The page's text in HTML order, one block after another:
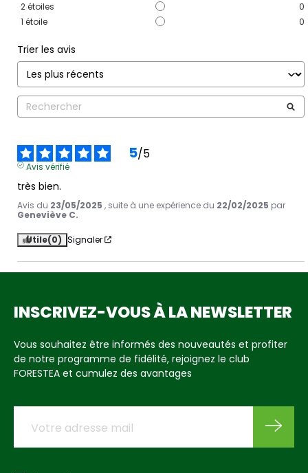
2étoiles
0
1 étoile 0
Trier les avis
5/5
Avis vérifié
très bien.
Avis du 23/05/2025 , suite à une expérience du 22/02/2025 par
Geneviève C.
Utile(0) Signaler
INSCRIVEZ-VOUS À LA NEWSLETTER
Vous souhaitez être informés des nouveautés et profiter
de notre programme de fidélité, rejoignez le club
FORESTEA et cumulez des avantages